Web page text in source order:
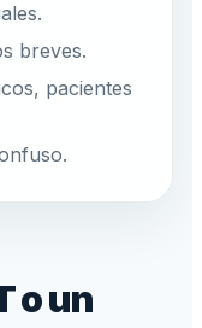
breves.
pacientes
o un